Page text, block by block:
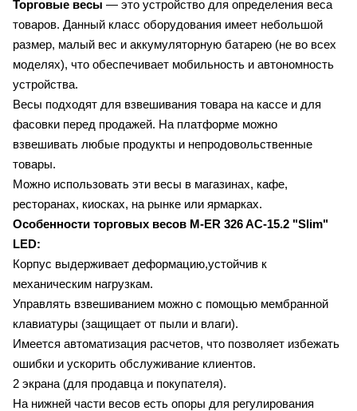
Торговые весы — это устройство для определения веса
товаров. Данный класс оборудования имеет небольшой
размер, малый вес и аккумуляторную батарею (не во всех
моделях), что обеспечивает мобильность и автономность
устройства.
Весы подходят для взвешивания товара на кассе и для
фасовки перед продажей. На платформе можно
взвешивать любые продукты и непродовольственные
товары.
Можно использовать эти весы в магазинах, кафе,
ресторанах, киосках, на рынке или ярмарках.
Особенности торговых весов M-ER 326 AC-15.2 "Slim"
LED:
Корпус выдерживает деформацию,устойчив к
механическим нагрузкам.
Управлять взвешиванием можно с помощью мембранной
клавиатуры (защищает от пыли и влаги).
Имеется автоматизация расчетов, что позволяет избежать
ошибки и ускорить обслуживание клиентов.
2 экрана (для продавца и покупателя).
На нижней части весов есть опоры для регулирования